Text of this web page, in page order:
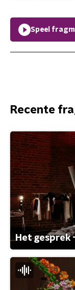
Speel
Recente
Het gesprek